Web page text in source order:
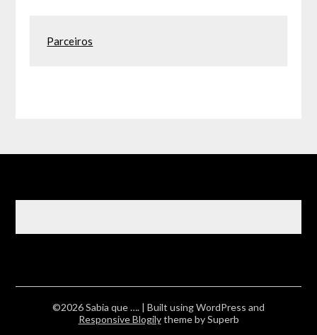
Parceiros
©2026 Sabia que …. | Built using WordPress and
Responsive Blogilytheme by Superb